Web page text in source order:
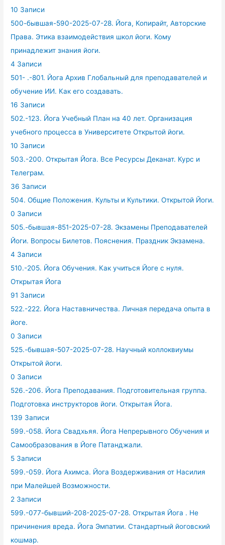
10 Записи
500-бывшая-590-2025-07-28. Йога, Копирайт, Авторские
Права. Этика взаимодействия школ йоги. Кому
принадлежит знания йоги.
4 Записи
501- .-801. Йога Архив Глобальный для преподавателей и
обучение ИИ. Как его создавать.
16 Записи
502.-123. Йога Учебный План на 40 лет. Организация
учебного процесса в Университете Открытой йоги.
10 Записи
503.-200. Открытая Йога. Все Ресурсы Деканат. Курс и
Телеграм.
36 Записи
504. Общие Положения. Культы и Культики. Открытой Йоги.
0 Записи
505.-бывшая-851-2025-07-28. Экзамены Преподавателей
Йоги. Вопросы Билетов. Пояснения. Праздник Экзамена.
4 Записи
510.-205. Йога Обучения. Как учиться Йоге с нуля.
Открытая Йога
91 Записи
522.-222. Йога Наставничества. Личная передача опыта в
йоге.
0 Записи
525.-бывшая-507-2025-07-28. Научный коллоквиумы
Открытой йоги.
0 Записи
526.-206. Йога Преподавания. Подготовительная группа.
Подготовка инструкторов йоги. Открытая Йога.
139 Записи
599.-058. Йога Свадхьяя. Йога Непрерывного Обучения и
Самообразования в Йоге Патанджали.
5 Записи
599.-059. Йога Ахимса. Йога Воздерживания от Насилия
при Малейшей Возможности.
2 Записи
599.-077-бывший-208-2025-07-28. Открытая Йога . Не
причинения вреда. Йога Эмпатии. Стандартный йоговский
кошмар.